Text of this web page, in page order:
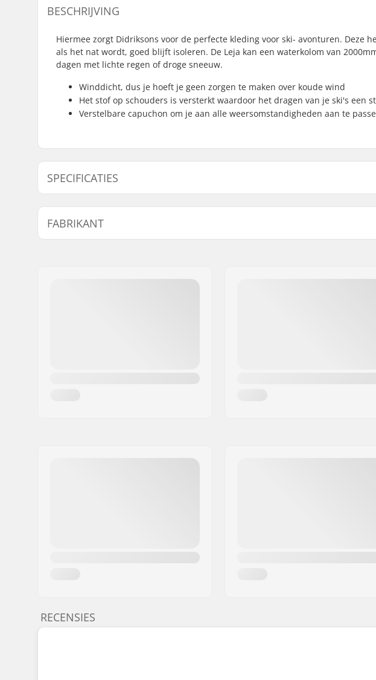
BESCHRIJVING
Hiermee zorgt Didriksons voor de perfecte kleding voor ski- avonturen. Deze
als het nat wordt, goed blijft isoleren. De Leja kan een waterkolom van
dagen met lichte regen of droge sneeuw.
Winddicht, dus je hoeft je geen zorgen te maken over koude wind
Het stof op schouders is versterkt waardoor het dragen van je ski's een
Verstelbare capuchon om je aan alle weersomstandigheden aan te
SPECIFICATIES
Extra functies:
Winddicht, Verstevigd bij de
warming pockets,Chin guard
FABRIKANT
RECENSIES